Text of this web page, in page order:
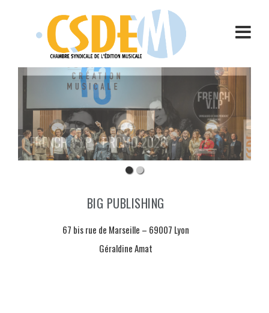
FRENCH V.I.P - PROMO 2026
BIG PUBLISHING
67 bis rue de Marseille – 69007 Lyon
Géraldine Amat